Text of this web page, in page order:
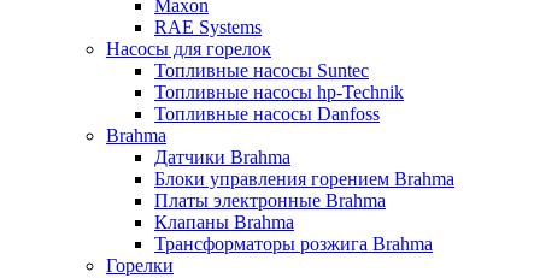
Maxon
RAE Systems
Насосы для горелок
Топливные насосы Suntec
Топливные насосы hp-Technik
Топливные насосы Danfoss
Brahma
Датчики Brahma
Блоки управления горением Brahma
Платы электронные Brahma
Клапаны Brahma
Трансформаторы розжига Brahma
Горелки